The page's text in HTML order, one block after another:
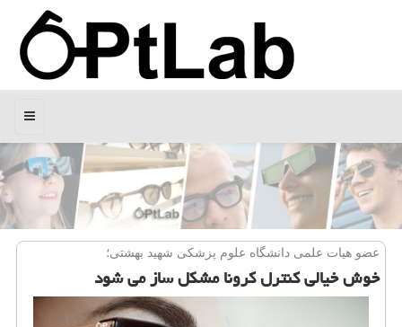
منو
عضو هیات علمی دانشگاه علوم پزشكی شهید بهشتی؛
خوش خیالی كنترل كرونا مشكل ساز می شود